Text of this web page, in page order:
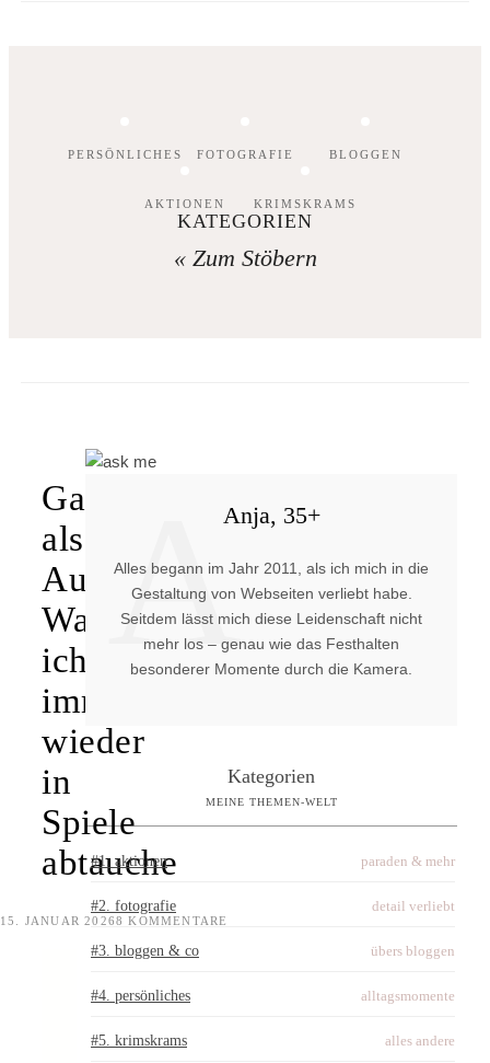
PERSÖNLICHES FOTOGRAFIE BLOGGEN
AKTIONEN KRIMSKRAMS
KATEGORIEN
« Zum Stöbern
Gaming
als
Ausgleich:
Warum
ich
immer
wieder
in
Spiele
abtauche
15. JANUAR 20268 KOMMENTARE
Anja, 35+
A
Alles begann im Jahr 2011, als ich mich in die
Gestaltung von Webseiten verliebt habe.
Seitdem lässt mich diese Leidenschaft nicht
mehr los – genau wie das Festhalten
besonderer Momente durch die Kamera.
Kategorien
MEINE THEMEN-WELT
#1. aktionen paraden & mehr
#2. fotografie detail verliebt
#3. bloggen & co übers bloggen
#4. persönliches alltagsmomente
#5. krimskrams alles andere